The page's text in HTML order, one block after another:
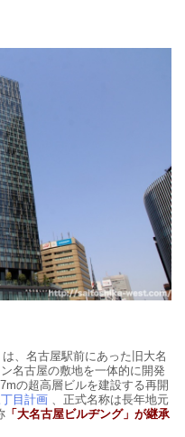
は、名古屋駅前にあった旧大名
名古屋の敷地を一体的に開発
mの超高層ビルを建設する再開
目計画
、正式名称は長年地元
「大名古屋ビルヂング」が継承